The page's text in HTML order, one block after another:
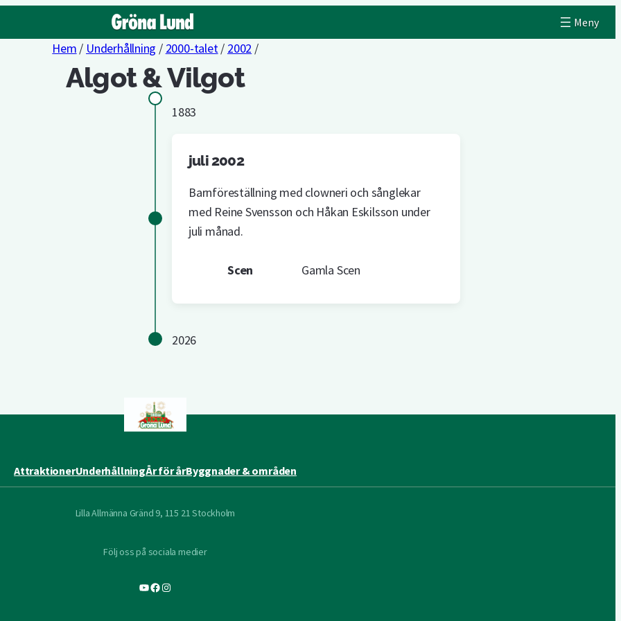
Hem / Underhållning / 2000-talet/ 2002 /
Algot & Vilgot
1883
juli 2002
Barnföreställning med clowneri och sånglekar
med Reine Svensson och Håkan Eskilsson under
juli månad.
Scen Gamla Scen
2026
AttraktionerUnderhållningÅr för årByggnader & områden
Lilla Allmänna Gränd 9, 115 21 Stockholm
Följ oss på sociala medier
YouTube
Facebook
Instagram